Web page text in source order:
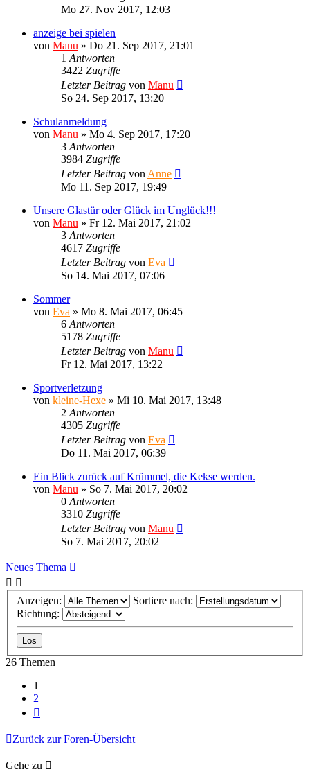
Mo 27. Nov 2017, 12:03
anzeige bei spielen
von Manu » Do 21. Sep 2017, 21:01
1 Antworten
3422 Zugriffe
Letzter Beitrag von Manu
So 24. Sep 2017, 13:20
Schulanmeldung
von Manu » Mo 4. Sep 2017, 17:20
3 Antworten
3984 Zugriffe
Letzter Beitrag von Anne
Mo 11. Sep 2017, 19:49
Unsere Glastür oder Glück im Unglück!!!
von Manu » Fr 12. Mai 2017, 21:02
3 Antworten
4617 Zugriffe
Letzter Beitrag von Eva
So 14. Mai 2017, 07:06
Sommer
von Eva » Mo 8. Mai 2017, 06:45
6 Antworten
5178 Zugriffe
Letzter Beitrag von Manu
Fr 12. Mai 2017, 13:22
Sportverletzung
von kleine-Hexe » Mi 10. Mai 2017, 13:48
2 Antworten
4305 Zugriffe
Letzter Beitrag von Eva
Do 11. Mai 2017, 06:39
Ein Blick zurück auf Krümmel, die Kekse werden.
von Manu » So 7. Mai 2017, 20:02
0 Antworten
3310 Zugriffe
Letzter Beitrag von Manu
So 7. Mai 2017, 20:02
Neues Thema
Anzeigen:
Sortiere nach:
Richtung:
26 Themen
1
2
Zurück zur Foren-Übersicht
Gehe zu